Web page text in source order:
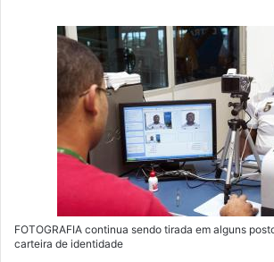
FOTOGRAFIA continua sendo tirada em alguns
carteira de identidade